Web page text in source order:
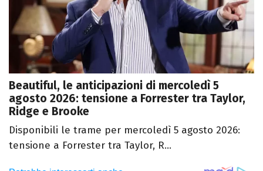
Beautiful, le anticipazioni di mercoledì 5
agosto 2026: tensione a Forrester tra Taylor,
Ridge e Brooke
Disponibili le trame per mercoledì 5 agosto 2026:
tensione a Forrester tra Taylor, R...